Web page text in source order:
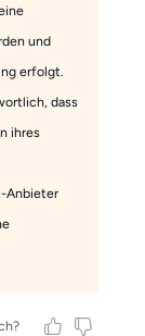
und
erfolgt.
dass
ihres
Anbieter